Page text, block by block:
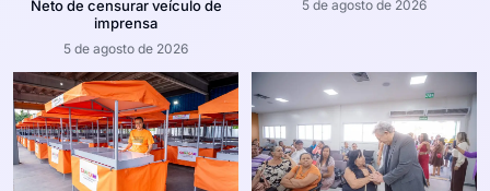
Neto de censurar veículo de
imprensa
5 de agosto de 2026
5 de agosto de 2026